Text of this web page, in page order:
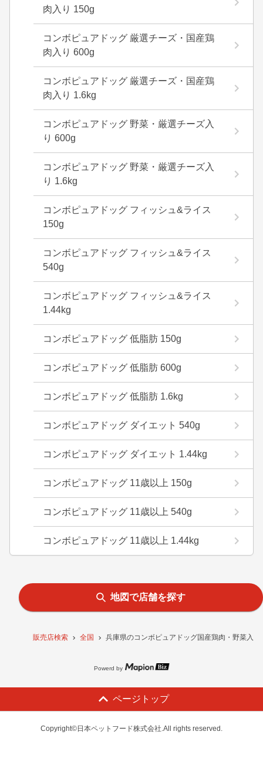
販売店検索 全国 兵庫県のコンボピュアドッグ国産鶏肉・野菜入
肉入り 150g
コンボピュアドッグ 厳選チーズ・国産鶏
肉入り 600g
コンボピュアドッグ 厳選チーズ・国産鶏
肉入り 1.6kg
コンボピュアドッグ 野菜・厳選チーズ入
り 600g
コンボピュアドッグ 野菜・厳選チーズ入
り 1.6kg
コンボピュアドッグ フィッシュ&ライス
150g
コンボピュアドッグ フィッシュ&ライス
540g
コンボピュアドッグ フィッシュ&ライス
1.44kg
コンボピュアドッグ 低脂肪 150g
コンボピュアドッグ 低脂肪 600g
コンボピュアドッグ 低脂肪 1.6kg
コンボピュアドッグ ダイエット 540g
コンボピュアドッグ ダイエット 1.44kg
コンボピュアドッグ 11歳以上 150g
コンボピュアドッグ 11歳以上 540g
コンボピュアドッグ 11歳以上 1.44kg
地図で店舗を探す
Powerd by
ページトップ
Copyright©日本ペットフード株式会社.All rights reserved.